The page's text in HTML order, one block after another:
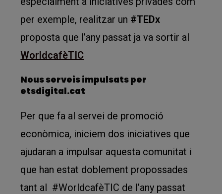
per exemple, realitzar un #TEDx
proposta que l’any passat ja va sortir al
WorldcafèTIC
Nous serveis impulsats per
etsdigital.cat
Per que fa al servei de promoció
econòmica, iniciem dos iniciatives que
ajudaran a impulsar aquesta comunitat i
que han estat doblement propossades
tant al #WorldcafèTIC de l’any passat